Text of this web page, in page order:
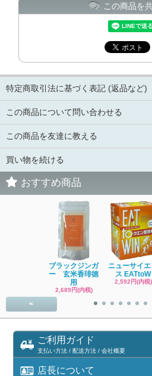
この商品を
特定商取引法に基づく表記 (返品など)
この商品について問い合わせる
この商品を友達に教える
買い物を続ける
おすすめ商品
ブラックジンガ
ー 玄米香琲徳
用
2,689円(内税)
ニューサイ
ス EATtoW
2,592円(内税)
<
ご利用ガイド
支払い方法 / 配送方法 / 会社概要
店長について